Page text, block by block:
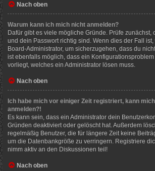
Nach oben
Warum kann ich mich nicht anmelden?
Dafür gibt es viele mögliche Gründe. Prüfe zunächst,
und dein Passwort richtig sind. Wenn dies der Fall
Board-Administrator, um sicherzugehen, dass du
ist ebenfalls möglich, dass ein Konfigurationsproblem
vorliegt, welches ein Administrator lösen muss.
Nach oben
Ich habe mich vor einiger Zeit registriert, kann
anmelden?!
Es kann sein, dass ein Administrator dein
Gründen deaktiviert oder gelöscht hat. Außerdem
regelmäßig Benutzer, die für längere Zeit keine
um die Datenbankgröße zu verringern. Registriere
nimm aktiv an den Diskussionen teil!
Nach oben